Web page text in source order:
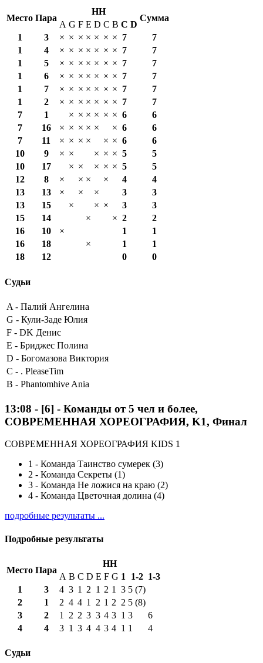
Место Пара
HH
Сумма
A G F E D C B С D
1
3 × × × × × × × 7
7
1
4 × × × × × × × 7
7
1
5 × × × × × × × 7
7
1
6 × × × × × × × 7
7
1
7 × × × × × × × 7
7
1
2 × × × × × × × 7
7
7
1 × × × × × × 6
6
7
16 × × × × × × 6
6
7
11 × × × × × × 6
6
10
9 × × × × × 5
5
10
17 × × × × × 5
5
12
8 × × × × 4
4
13
13 × × × 3
3
13
15 × × × 3
3
15
14 × × 2
2
16
10 × 1
1
16
18 × 1
1
18
12 0 0
Судьи
A - Палий Ангелина
G - Кули-Заде Юлия
F - DK Денис
E - Бриджес Полина
D - Богомазова Виктория
C - . PleaseTim
B - Phantomhive Ania
13:08 - [6] - Команды от 5 чел и более,
СОВРЕМЕННАЯ ХОРЕОГРАФИЯ, K1, Финал
СОВРЕМЕННАЯ ХОРЕОГРАФИЯ KIDS 1
1 - Команда Таинство сумерек (3)
2 - Команда Секреты (1)
3 - Команда Не ложися на краю (2)
4 - Команда Цветочная долина (4)
подробные результаты ...
Подробные результаты
Место Пара
HH
A B C D E F G 1 1-2 1-3
1
3 4 3 1 2 1 2 1 3 5 (7)
2
1 2 4 4 1 2 1 2 2 5 (8)
3
2 1 2 2 3 3 4 3 1 3
6
4
4 3 1 3 4 4 3 4 1 1 4
Судьи